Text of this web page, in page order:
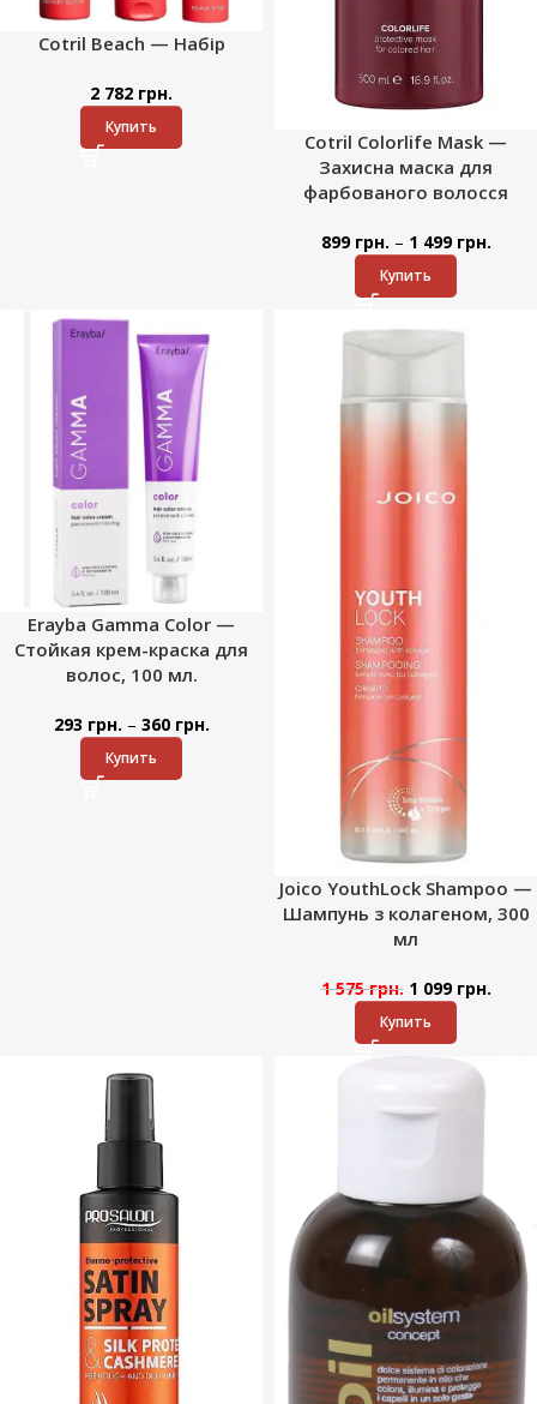
Cotril Beach — Набір
2 782 грн.
Купить
Cotril Colorlife Mask —
Захисна маска для
фарбованого волосся
899 грн. – 1 499 грн.
Купить
Erayba Gamma Color —
Стойкая крем-краска для
волос, 100 мл.
293 грн. – 360 грн.
Купить
Joico YouthLock Shampoo —
Шампунь з колагеном, 300
мл
1 575грн. 1 099 грн.
Купить